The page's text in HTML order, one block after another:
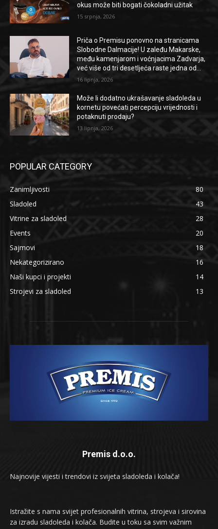
okus može biti bogati čokoladni užitak
15 srpnja, 2026
Priča o Premisu ponovno na stranicama
Slobodne Dalmacije! U zaleđu Makarske,
među kamenjarom i voćnjacima Zadvarja,
već više od tri desetljeća raste jedna od...
16 lipnja, 2026
Može li dodatno ukrašavanje sladoleda u
kornetu povećati percepciju vrijednosti i
potaknuti prodaju?
13 lipnja, 2026
POPULAR CATEGORY
Zanimljivosti
80
Sladoled
43
Vitrine za sladoled
28
Events
20
Sajmovi
18
Nekategorizirano
16
Naši kupci i projekti
14
Strojevi za sladoled
13
Premis d.o.o.
Najnovije vijesti i trendovi iz svijeta sladoleda i kolača!
Istražite s nama svijet profesionalnih vitrina, strojeva i sirovina
za izradu sladoleda i kolača. Budite u toku sa svim važnim